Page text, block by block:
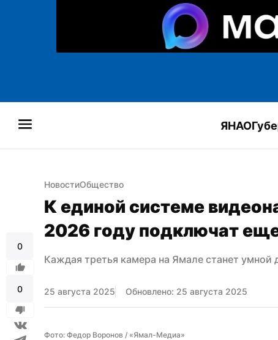
ЯНАО
0
0
НовостиОбщество
К единой системе
2026 году подключат
Каждая третья камера на Ямале станет умной
25 августа 2025 Обновлено: 25 августа 2025
Фото: Федор Воронов / «Ямал-Медиа»